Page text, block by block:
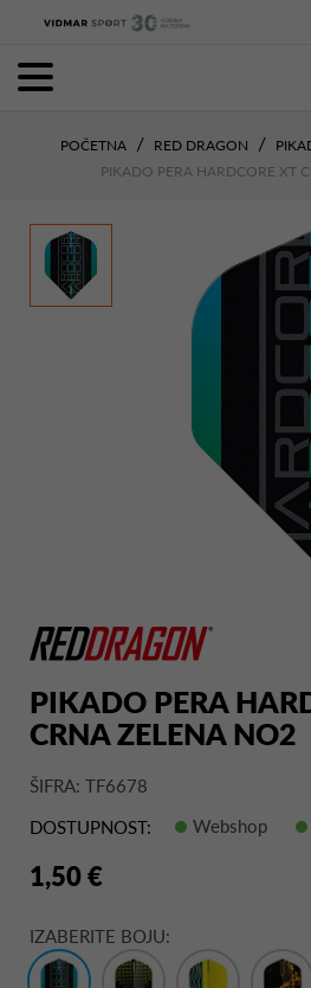
POČETNA RED DRAGON
PIKADO PERA HARDCORE XT
PIKADO PERA
CRNA ZELENA NO2
ŠIFRA: TF6678
DOSTUPNOST:
Webshop
1,50 €
IZABERITE BOJU: